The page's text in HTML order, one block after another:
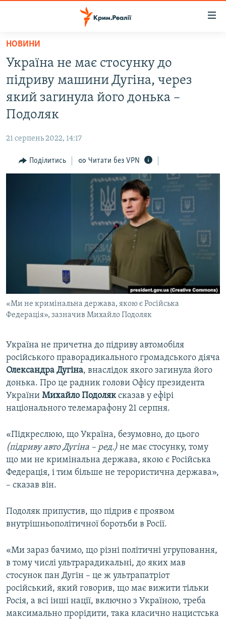
Перейти
основного
матеріалу
Перейти
до
основної
Перейти
пошуку
ВОДА.КРИМ
ВІДЕО ТА ФОТО
ПОЛІТИКА
ПОГЛЯД
ІНТЕРВ'Ю
УКРАЇНСЬКА ПРОБЛЕМА КРИМУ
ЯК ОБІЙТИ БЛОКУВАННЯ
Qırımtatar
ДОЛУЧАЙСЯ!
НОВИНИ
Україна не має стосунку до
підриву машини Дугіна, через
який загинула його донька –
Подоляк
21 серпень 2022, 14:17
Поділитись Читати без VPN
«Ми не кримінальна держава, якою є Російська
Федерація», зазначив Михайло Подоляк
Україна не причетна до підриву автомобіля
російського праворадикального громадського діяча
Олександра Дугіна, внаслідок якого загинула його
донька. Про це радник голови Офісу президента
України Михайло Подоляксказав у ефірі
національного телемарафону 21 серпня.
«Підкреслюю, що Україна, безумовно, до цього
(підриву авто Дугіна – ред.) не має стосунку, тому
що ми не кримінальна держава, якою є Російська
Федерація, і тим більше не терористична держава»,
– сказав він.
Подоляк припустив, що підрив є проявом
внутрішньополітичної боротьби в Росії.
«Ми зараз бачимо, що різні політичні угруповання,
в тому числі ультрарадикальні, до яких мав
стосунок пан Дугін – це ж ультрапатріот
російський, який говорив, що має вижити тільки
Росія, а всі інші нації, включно з Україною, треба
максимально прорідити, така класично нацистська